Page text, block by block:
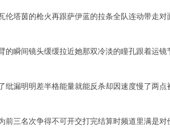
塔茵的枪火再跟萨伊蓝的拉条全队连动带走对
瞬间镜头缓缓拉近她那双冷淡的瞳孔跟着运镜
纰漏明明差半格能量就能反杀却因速度慢了两点
前三名次争得不可开交打完结算时频道里满是对